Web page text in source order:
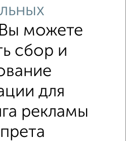
техникой
города
можете
сбор и
для
рекламы